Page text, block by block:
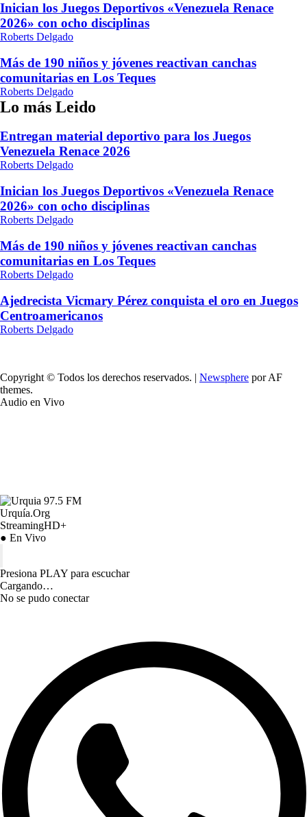
Inician los Juegos Deportivos «Venezuela Renace
2026» con ocho disciplinas
Roberts Delgado
Más de 190 niños y jóvenes reactivan canchas
comunitarias en Los Teques
Roberts Delgado
Lo más Leido
Entregan material deportivo para los Juegos
Venezuela Renace 2026
Roberts Delgado
Inician los Juegos Deportivos «Venezuela Renace
2026» con ocho disciplinas
Roberts Delgado
Más de 190 niños y jóvenes reactivan canchas
comunitarias en Los Teques
Roberts Delgado
Ajedrecista Vicmary Pérez conquista el oro en Juegos
Centroamericanos
Roberts Delgado
Copyright © Todos los derechos reservados. | Newsphere por AF
themes.
Audio en Vivo
Urquía.Org
StreamingHD+
● En Vivo
Presiona PLAY para escuchar
Cargando…
No se pudo conectar